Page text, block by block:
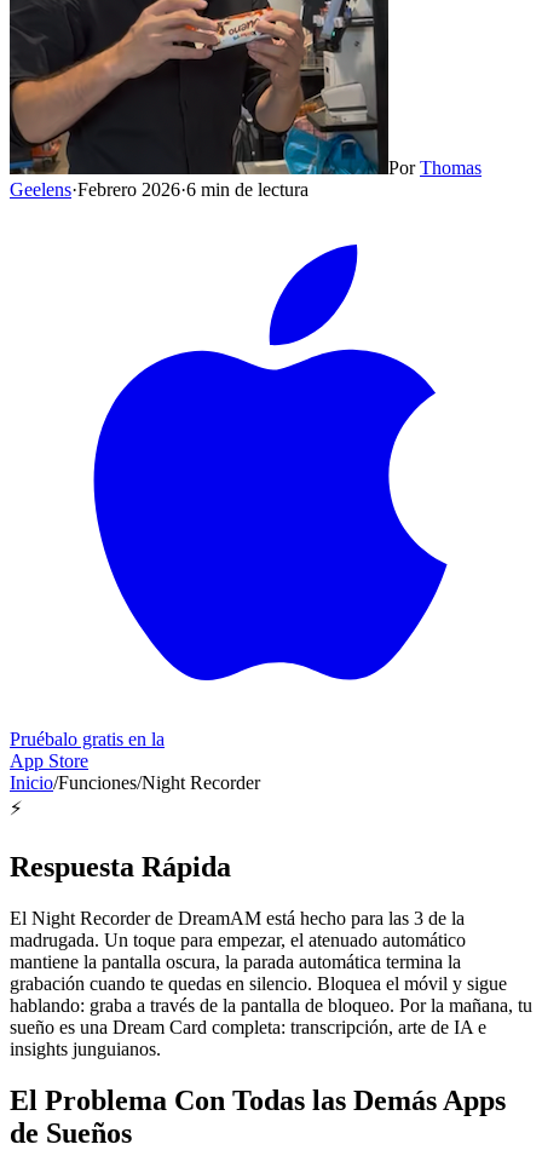
Por Thomas
Geelens·Febrero 2026·6 min de lectura
Pruébalo gratis en la
App Store
Inicio/Funciones/Night Recorder
⚡
Respuesta Rápida
El Night Recorder de DreamAM está hecho para las 3 de la
madrugada. Un toque para empezar, el atenuado automático
mantiene la pantalla oscura, la parada automática termina la
grabación cuando te quedas en silencio. Bloquea el móvil y sigue
hablando: graba a través de la pantalla de bloqueo. Por la mañana, tu
sueño es una Dream Card completa: transcripción, arte de IA e
insights junguianos.
El Problema Con Todas las Demás Apps
de Sueños